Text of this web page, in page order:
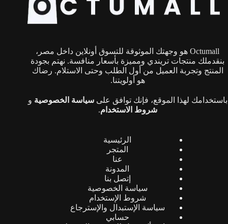
Octumall هو وجهتك الموثوقة للتسوق أونلاين داخل مصر،
بنقدملك منتجات تريندي ومميزة بأسعار منافسة. نهتم بجودة
المنتج وتجربة العميل من أول الطلب وحتى الاستلام. رضاك
هو أولويتنا.
باستخدامك لهذا الموقع، فإنك توافق علىسياسة الخصوصية و
شروط الاستخدام.
الرئيسية
المتجر
عنا
المدونة
إتصل بنا
سياسة الخصوصية
شروط الإستخدام
سياسة الإستبدال والإسترجاع
حسابي